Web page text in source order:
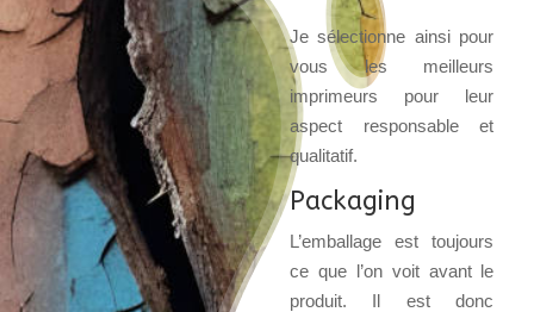
Je sélectionne ainsi pour
vous les meilleurs
imprimeurs pour leur
aspect responsable et
qualitatif.
Packaging
L’emballage est toujours
ce que l’on voit avant le
produit. Il est donc